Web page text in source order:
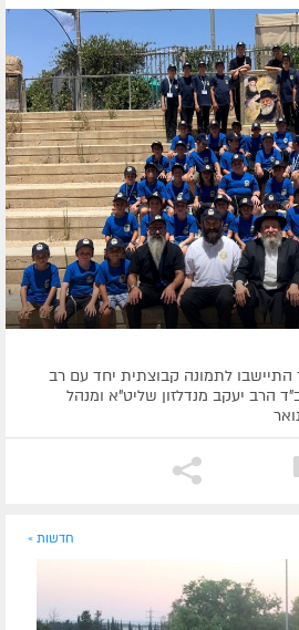
התיישבו לתמונה קבוצתית יחד עם רב
הרב יעקב מנדלזון שליט"א ומנהל
חדשות »